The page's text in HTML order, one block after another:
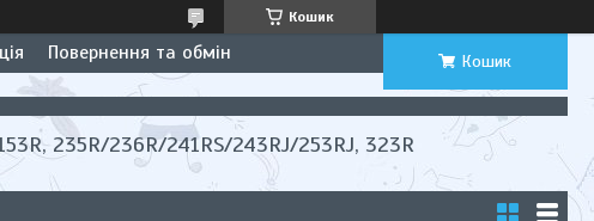
Кошик
Повернення та обмін Кошик
235R/236R/241RS/243RJ/253RJ, 323R